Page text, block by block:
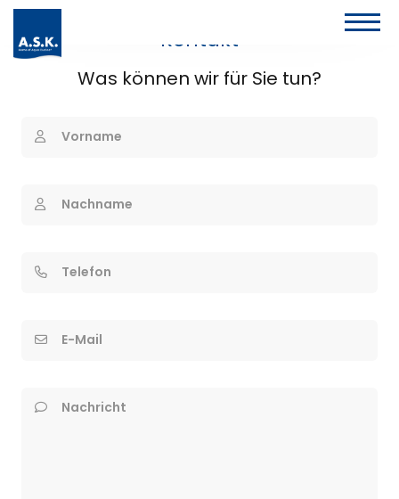
Kontakt
Was können wir für Sie tun?
Vorname
Nachname
Telefon
E-Mail
Nachricht